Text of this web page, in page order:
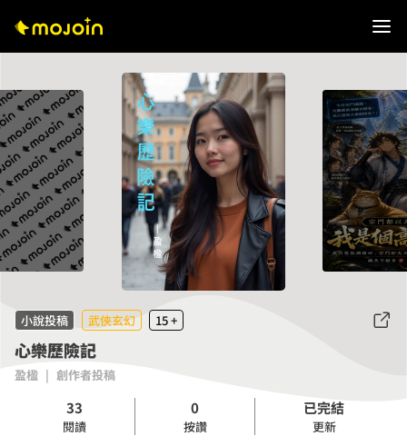
小說投稿 武俠玄幻 15 +
心樂歷險記
盈楹 | 創作者投稿
33
閱讀
0
按讚
已完結
更新